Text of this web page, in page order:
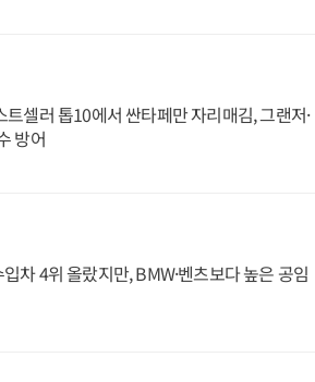
셀러 톱10에서 싼타페만 자리매김, 그랜저·
방어
차 4위 올랐지만, BMW·벤츠보다 높은 공임